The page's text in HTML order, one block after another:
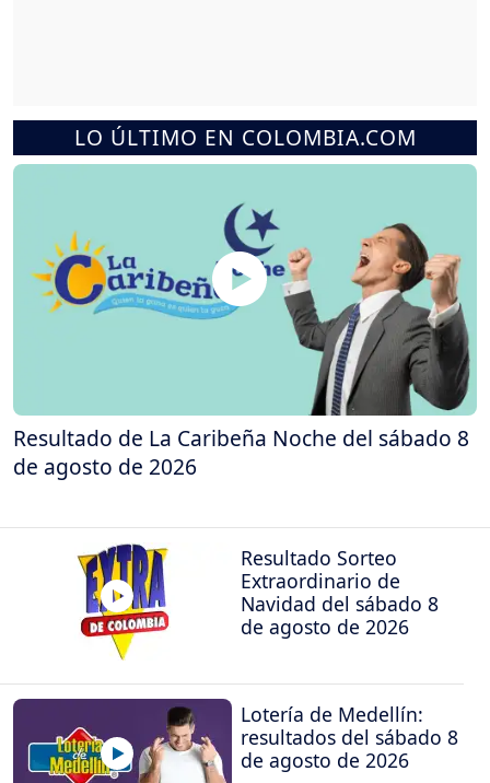
LO ÚLTIMO EN COLOMBIA.COM
Resultado de La Caribeña Noche del sábado 8
de agosto de 2026
Resultado Sorteo
Extraordinario de
Navidad del sábado 8
de agosto de 2026
Lotería de Medellín:
resultados del sábado 8
de agosto de 2026